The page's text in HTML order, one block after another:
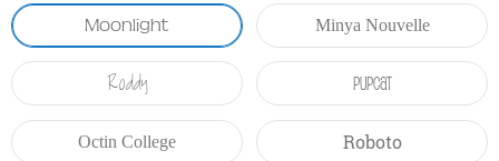
Moonlight Minya Nouvelle
Roddy Pupcat
Octin College Roboto